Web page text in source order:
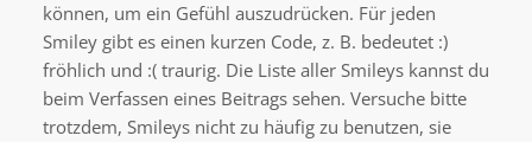
können, um ein Gefühl auszudrücken. Für jeden
Smiley gibt es einen kurzen Code, z. B. bedeutet :)
fröhlich und :( traurig. Die Liste aller Smileys kannst du
beim Verfassen eines Beitrags sehen. Versuche bitte
trotzdem, Smileys nicht zu häufig zu benutzen, sie